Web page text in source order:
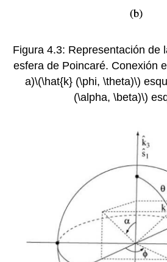
Figura 4.3: Representación de
esfera de Poincaré. Conexión
a)\(\hat{k} (\phi, \theta)\)
(\alpha, \beta)\)